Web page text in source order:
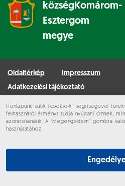
Honlapunk sütik (cookie-k) segítségével
felhasználói élményt tudja nyújtani Önnek,
azonosítanánk. A “Megengedem” gombra
használatához.
községKomárom-
Esztergom
megye
Oldaltérkép
Impresszum
Adatkezelési tájékoztató
Minden jog fenntartva © 2026 Környe